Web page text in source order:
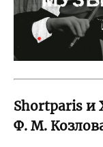
Shortparis и
Ф. М.